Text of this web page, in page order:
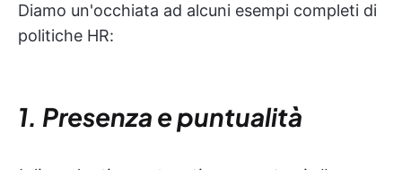
Diamo un'occhiata ad alcuni esempi completi di
politiche HR:
1. Presenza e puntualità